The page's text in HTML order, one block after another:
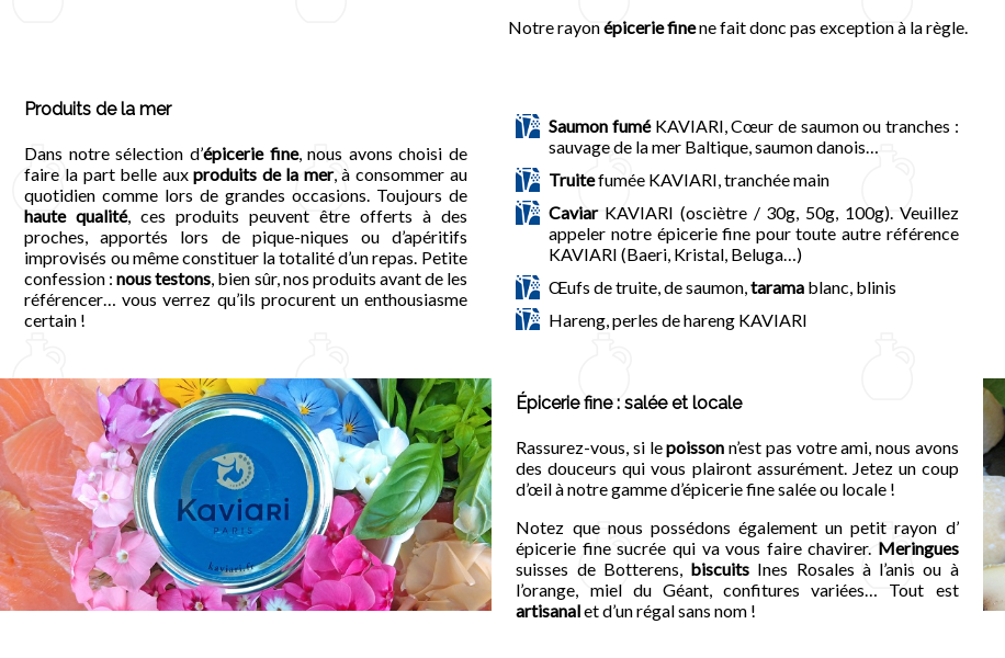
Notre rayonépicerie finene fait donc pas exception à la règle.
Produits de la mer
Dans notre sélection d’épicerie fine, nous avons choisi de
faire la part belle auxproduits de la mer, à consommer au
quotidien comme lors de grandes occasions. Toujours de
haute qualité, ces produits peuvent être offerts à des
proches, apportés lors de pique-niques ou d’apéritifs
improvisés ou même constituer la totalité d’un repas. Petite
confession :nous testons, bien sûr, nos produits avant de les
référencer… vous verrez qu’ils procurent un enthousiasme
certain !
Saumon fuméKAVIARI, Cœur de saumon ou tranches :
sauvage de la mer Baltique, saumon danois…
Truitefumée KAVIARI, tranchée main
CaviarKAVIARI (osciètre / 30g, 50g, 100g). Veuillez
appeler notre épicerie fine pour toute autre référence
KAVIARI (Baeri, Kristal, Beluga…)
Œufs de truite, de saumon,tarama blanc, blinis
Hareng, perles de hareng KAVIARI
Épicerie fine : salée et locale
Rassurez-vous, si lepoisson n’est pas votre ami, nous avons
des douceurs qui vous plairont assurément. Jetez un coup
d’œil à notre gamme d’épicerie fine salée ou locale !
Notez que nous possédons également un petit rayon d’
épicerie fine sucrée qui va vous faire chavirer. Meringues
suisses de Botterens, biscuits Ines Rosales à l’anis ou à
l’orange, miel du Géant, confitures variées… Tout est
artisanalet d’un régal sans nom !